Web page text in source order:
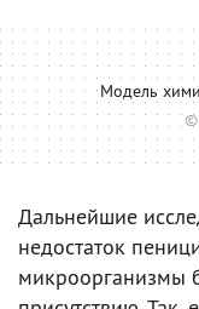
Модель
©
Дальнейшие
недостаток
микроорганизмы